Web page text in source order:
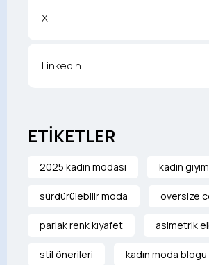
X
LinkedIn
ETİKETLER
2025 kadın modası kadın
sürdürülebilir moda oversize
parlak renk kıyafet asimetrik
stil önerileri kadın moda blogu